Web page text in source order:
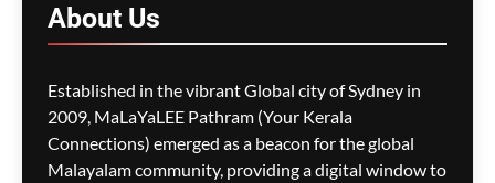
സർക്കാരിനെതിരെ
പ്രവാസികളിൽ ആശങ്ക
ഗീത ദാസ്‌ 18 hours ago 0
About Us
Established in the vibrant Global city of Sydney in
2009, MaLaYaLEE Pathram (Your Kerala
Connections) emerged as a beacon for the global
Malayalam community, providing a digital window to